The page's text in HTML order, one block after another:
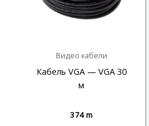
Видео кабели
Кабель VGA — VGA 30
м
374m